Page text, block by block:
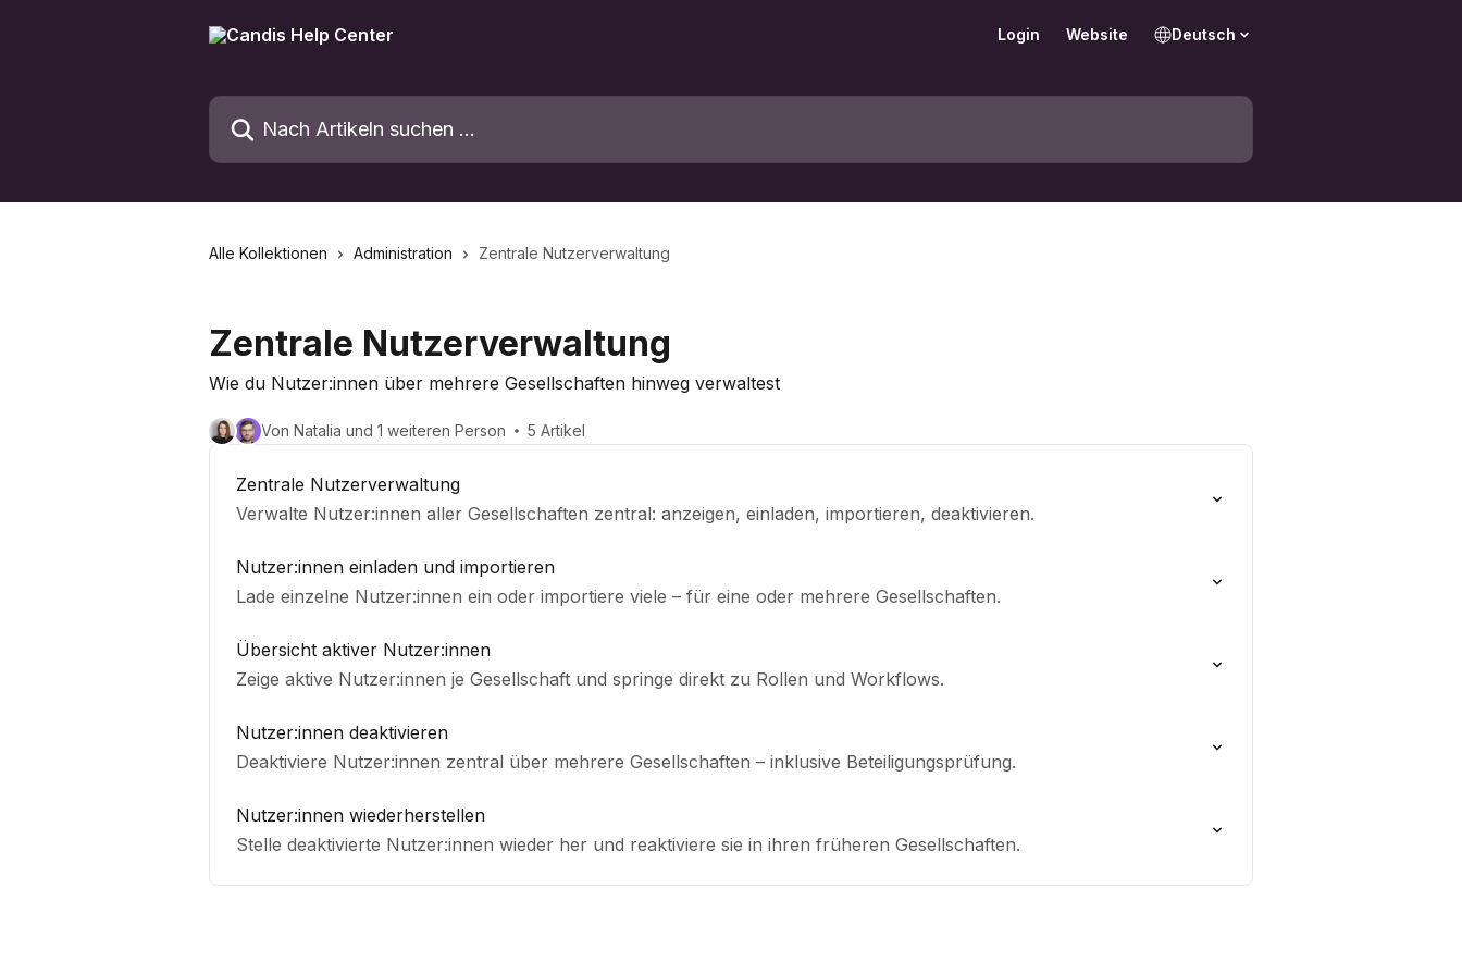
Login Website Deutsch
Nach Artikeln suchen …
Alle Kollektionen Administration Zentrale Nutzerverwaltung
Zentrale Nutzerverwaltung
Wie du Nutzer:innen über mehrere Gesellschaften hinweg verwaltest
Von Natalia und 1 weiteren Person 5 Artikel
Zentrale Nutzerverwaltung
Verwalte Nutzer:innen aller Gesellschaften zentral: anzeigen, einladen, importieren, deaktivieren.
Nutzer:innen einladen und importieren
Lade einzelne Nutzer:innen ein oder importiere viele – für eine oder mehrere Gesellschaften.
Übersicht aktiver Nutzer:innen
Zeige aktive Nutzer:innen je Gesellschaft und springe direkt zu Rollen und Workflows.
Nutzer:innen deaktivieren
Deaktiviere Nutzer:innen zentral über mehrere Gesellschaften – inklusive Beteiligungsprüfung.
Nutzer:innen wiederherstellen
Stelle deaktivierte Nutzer:innen wieder her und reaktiviere sie in ihren früheren Gesellschaften.